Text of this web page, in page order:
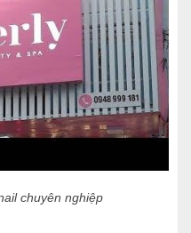
chuyên nghiệp